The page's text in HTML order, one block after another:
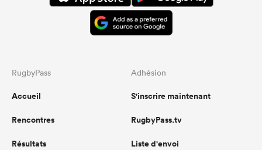
RugbyPass
Accueil
Rencontres
Résultats
Adhésion
S'inscrire maintenant
RugbyPass.tv
Liste d'envoi